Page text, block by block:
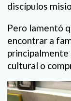
discípulos
Pero lamentó
encontrar a
cultural o